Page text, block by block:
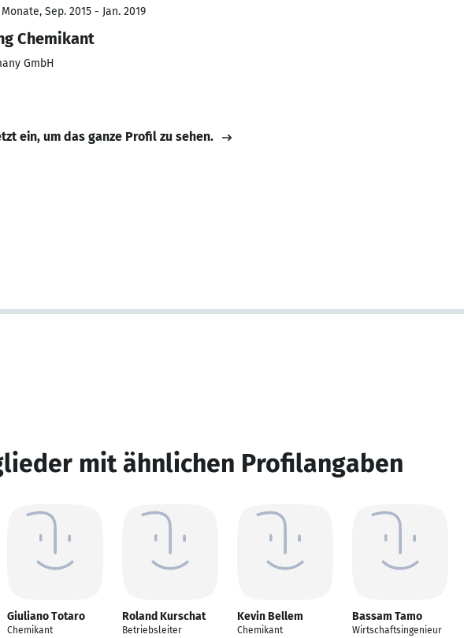
Sep. 2015 - Jan. 2019
Chemikant
GmbH
ein, um das ganze Profil zu sehen.
mit ähnlichen Profilangaben
Giuliano Totaro
Chemikant
Roland Kurschat
Betriebsleiter
Kevin Bellem
Chemikant
Bassam Tamo
Wirtschaftsingenieur